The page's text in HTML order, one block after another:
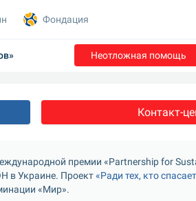
Неотложная помощь
Контакт-
премии «Partnership for
в Украине. Проект «Ради тех, кто
«Мир».
Фондация